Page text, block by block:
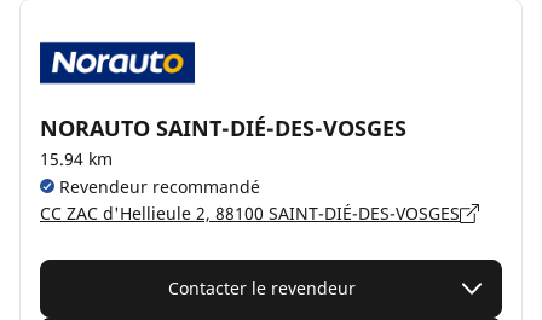
NORAUTO SAINT-DIÉ-DES-VOSGES
15.94 km
Revendeur recommandé
CC ZAC d'Hellieule 2, 88100 SAINT-DIÉ-DES-VOSGES
Contacter le revendeur